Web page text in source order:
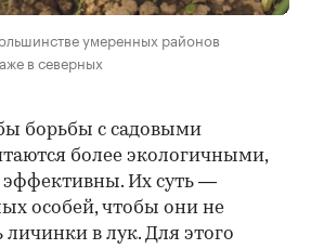
умеренных районов
в северных
борьбы с садовыми
более экологичными,
Их суть —
особей, чтобы они не
в лук. Для этого